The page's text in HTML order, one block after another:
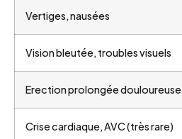
Vertiges, nausées
Vision bleutée, troubles visuels
Erection prolongée douloureuse
Crise cardiaque, AVC (très rare)